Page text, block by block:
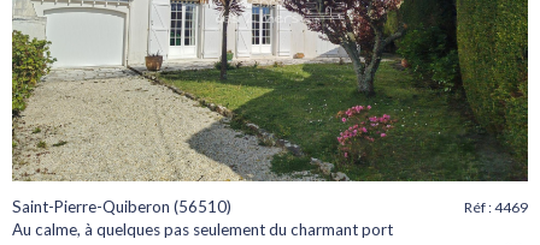
bien
Saint-Pierre-Quiberon (56510)
Au calme, à quelques pas seulement du charmant port
Réf : 4469